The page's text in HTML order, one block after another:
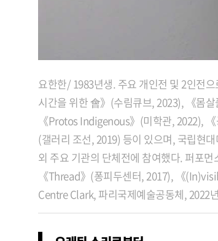
요한한/ 1983년생. 주요 개인전 및 2인전
시간을 위한 會》(수림큐브, 2023), 《몸
《Protos Indigenous》(미학관, 2022),
(갤러리 조선, 2019) 등이 있으며, 국립현
외 주요 기관의 단체전에 참여했다. 퍼포
《Thread》(퐁피두센터, 2017), 《
Centre Clark, 파리국제예술공동체, 2022